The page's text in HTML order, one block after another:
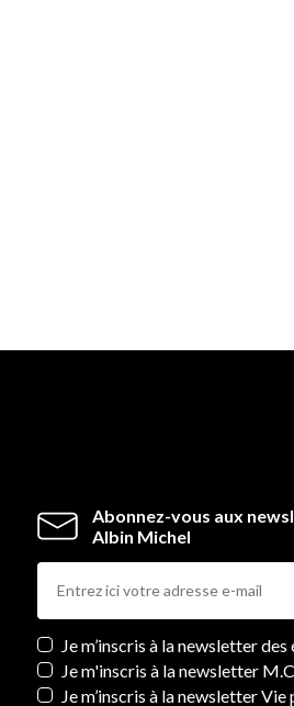
Abonnez-vous aux
Albin Michel
Newsletters
Je m’inscris à la newsletter
Je m'inscris à la newsletter
Je m’inscris à la newsletter